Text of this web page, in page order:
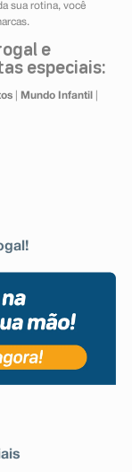
sua rotina, você
e
especiais:
| Mundo Infantil